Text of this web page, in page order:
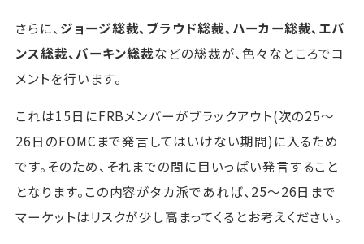
さらに、 ジョージ総裁、ブラウド総裁、ハーカー総裁、エバ
ンス総裁、バーキン総裁などの総裁が、色々なところでコ
メントを行います。
これは15日にFRBメンバーがブラックアウト(次の25～
26日のFOMCまで発言してはいけない期間)に入るため
です。そのため、それまでの間に目いっぱい発言すること
となります。この内容がタカ派であれば、25～26日まで
マーケットはリスクが少し高まってくるとお考えください。